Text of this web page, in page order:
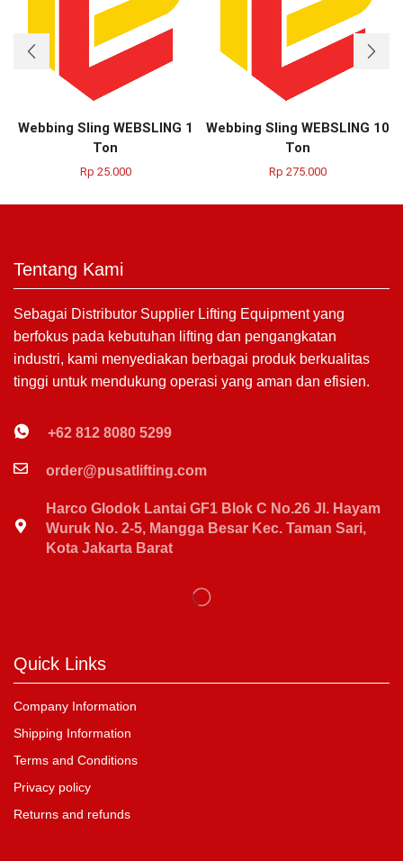
Webbing Sling WEBSLING 1
Ton
Rp 25.000
Webbing Sling WEBSLING 10
Ton
Rp 275.000
Tentang Kami
Sebagai Distributor Supplier Lifting Equipment yang
berfokus pada kebutuhan lifting dan pengangkatan
industri, kami menyediakan berbagai produk berkualitas
tinggi untuk mendukung operasi yang aman dan efisien.
+62 812 8080 5299
order@pusatlifting.com
Harco Glodok Lantai GF1 Blok C No.26 Jl. Hayam
Wuruk No. 2-5, Mangga Besar Kec. Taman Sari,
Kota Jakarta Barat
Quick Links
Company Information
Shipping Information
Terms and Conditions
Privacy policy
Returns and refunds